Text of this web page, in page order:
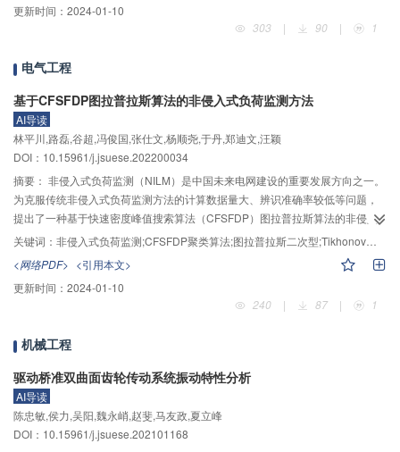
进行了分析。基于本文数据，发现该测量技术的测量结果几乎无平均偏差，但
均方根误差相对较大，约为25%；通过分析由速度场重构压强梯度场及由压强
由速度场重构压强梯度场这一阶段，主要受流场测量参数和边界条件给定方法
的影响。进一步分析了上述主要影响因素对压强测量误差的影响规律，发现压
强场测量误差随流场采样时间间隔的增加而增大，随流场测点间距的增加先减
小后增大；基于本文数据得到在内尺度无量纲测点间距约为7时误差最小，但该
测点间距最优值的普适性尚待更多数据支撑；在矩形测量区域边界4个角点布置
压强边界点时，压强场测量误差会显著降低。将该压强场测量技术初步应用于
明渠均匀紊流，发现时均压强测量结果较为准确，压强紊动强度测量结果误差
相对较大，但垂向分布趋势接近。研究结论为明渠紊流压强场的试验测量提供
理论依据和实践参考。
更新时间： 2024-01-10
303
| 90 | 1
电气工程
基于CFSFDP图拉普拉斯算法的非侵入式负荷监测方法
AI导读
林平川,路磊,谷超,冯俊国,张仕文,杨顺尧,于丹,郑迪文,汪颖
DOI：10.15961/j.jsuese.202200034
摘要： 非侵入式负荷监测（NILM）是中国未来电网建设的重要发展方向之一。
为克服传统非侵入式负荷监测方法的计算数据量大、辨识准确率较低等问题，
提出了一种基于快速密度峰值搜索算法（CFSFDP）图拉普拉斯算法的非侵入
式负荷监测方法。首先，该方法利用输入的设备有功功率数据采取快速密度峰
值搜索聚类算法构建家用电器的功率阈值向量和先验图结构；然后，结合图信
号的平滑度特征和总功率信号构建图拉普拉斯二次型最优函数，利用Tikhonov
正则化方法以迭代的方式求得最优解，从而实现用电负荷图信号的重构；最
后，根据功率阈值向量将图信号转换为功率信号，即可实现用户的非侵入式负
果和采样频率对算法性能的影响，结果如下：1）该方法能够识别出第1天内工
作的所有设备，各用电设备消耗用电量比例与实际耗电量比例接近。2）该方法
对第2天的负荷识别准确率达到了90.1%，优于4种对比算法。单个用电设备的
分解精度达到91%以上，绝大多数设备的用电量误差都低于对比算法。3）当数
据采样间隔增大为2 min，所提算法的准确率、辨识精度和单设备分解精度都有
所降低，但数值上优于对比算法，并且有更优的时间复杂度。研究结果验证了
关键词： 非侵入式负荷监测;CFSFDP聚类算法;图拉普拉斯二次型;Tikhonov正则化
<网络PDF> <引用本文>
更新时间： 2024-01-10
240
| 87 | 1
机械工程
驱动桥准双曲面齿轮传动系统振动特性分析
AI导读
陈忠敏,侯力,吴阳,魏永峭,赵斐,马友政,夏立峰
DOI：10.15961/j.jsuese.202101168